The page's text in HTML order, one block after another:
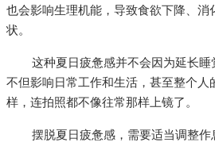
也会影响生理机能，导致食欲下降、消
状。
这种夏日疲惫感并不会因为延长睡
不但影响日常工作和生活，甚至整个人
样，连拍照都不像往常那样上镜了。
摆脱夏日疲惫感，需要适当调整
治愈你的夏日
开启身体的性能